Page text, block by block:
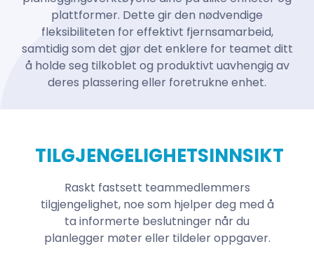
plattformer. Dette gir den nødvendige
fleksibiliteten for effektivt fjernsamarbeid,
samtidig som det gjør det enklere for teamet ditt
å holde seg tilkoblet og produktivt uavhengig av
deres plassering eller foretrukne enhet.
TILGJENGELIGHETSINNSIKT
Raskt fastsett teammedlemmers
tilgjengelighet, noe som hjelper deg med å
ta informerte beslutninger når du
planlegger møter eller tildeler oppgaver.